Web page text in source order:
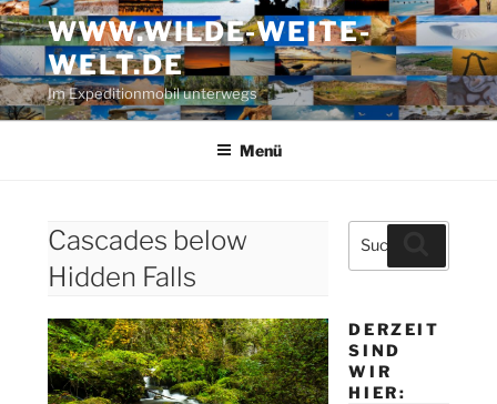
Zum
Inhalt
springen
WWW.WILDE-WEITE-
WELT.DE
Im Expeditionmobil unterwegs
Menü
Cascades below
Hidden Falls
Suche
nach:
DERZEIT
SIND
WIR
HIER: